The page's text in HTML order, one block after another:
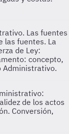
Las fuentes
las fuentes. La
de Ley:
concepto,
Administrativo.
de los actos
Conversión,